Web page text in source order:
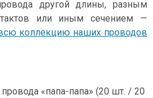
другой длины, разным
или иным сечением —
коллекцию наших проводов
«папа-папа» (20 шт. / 20